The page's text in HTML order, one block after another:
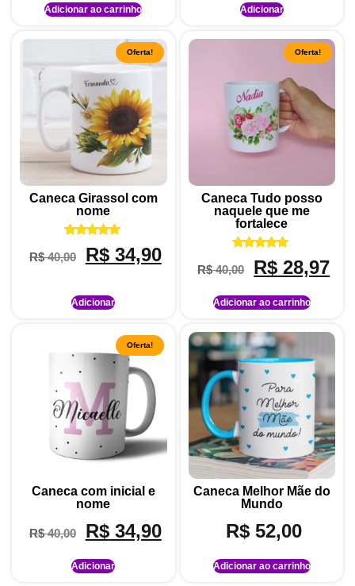
Adicionar ao carrinho Adicionar
Oferta!
Caneca Girassol com
nome
Avaliação
5.00
de 5
R$40,00 R$34,90
Adicionar
Oferta!
Caneca Tudo posso
naquele que me
fortalece
Avaliação
5.00
de 5
R$40,00 R$ 28,97
Adicionar ao carrinho
Oferta!
Caneca com inicial e
nome
R$40,00 R$34,90
Adicionar
Caneca Melhor Mãe do
Mundo
R$52,00
Adicionar ao carrinho